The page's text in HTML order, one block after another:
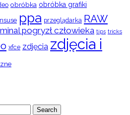
obróbka obróbka grafiki
ppa przeglądarka RAW
pogryzł człowieka tips tricks
xfce zdjęcia zdjęcia i
Search